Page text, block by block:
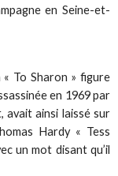
en Seine-et-
To Sharon » figure
en 1969 par
avait ainsi laissé sur
Hardy « Tess
un mot disant qu’il